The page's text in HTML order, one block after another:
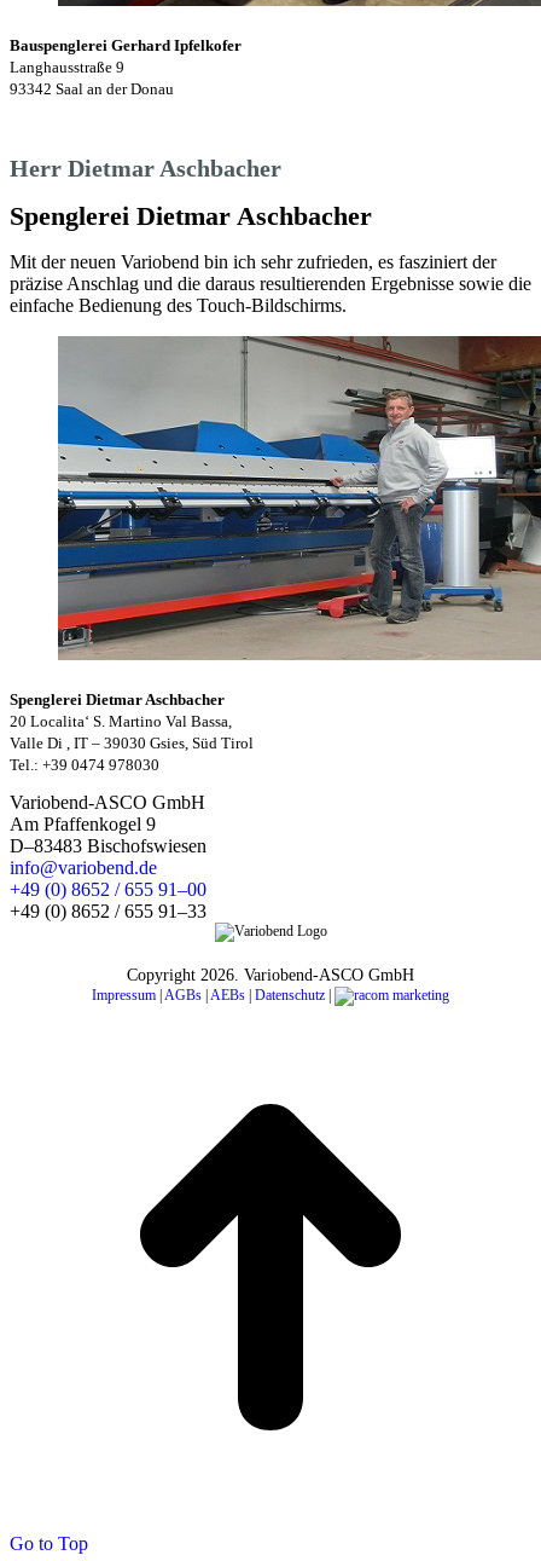
Bauspenglerei Gerhard Ipfelkofer
Langhausstraße 9
93342 Saal an der Donau
Herr Dietmar Aschbacher
Spenglerei Dietmar Aschbacher
Mit der neuen Variobend bin ich sehr zufrieden, es fasziniert der
präzise Anschlag und die daraus resultierenden Ergebnisse sowie die
einfache Bedienung des Touch-Bildschirms.
Spenglerei Dietmar Aschbacher
20 Localita‘ S. Martino Val Bassa,
Valle Di , IT – 39030 Gsies, Süd Tirol
Tel.: +39 0474 978030
Variobend-ASCO GmbH
Am Pfaffenkogel 9
D–83483 Bischofswiesen
info@variobend.de
+49 (0) 8652 / 655 91–00
+49 (0) 8652 / 655 91–33
Copyright 2026. Variobend-ASCO GmbH
Impressum AGBs AEBs Datenschutz
Go to Top